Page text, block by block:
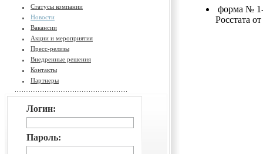
Статусы компании
Новости
Вакансии
Акции и мероприятия
Пресс-релизы
Внедренные решения
Контакты
Партнеры
Логин:
Пароль:
форма № 1-
Росстата